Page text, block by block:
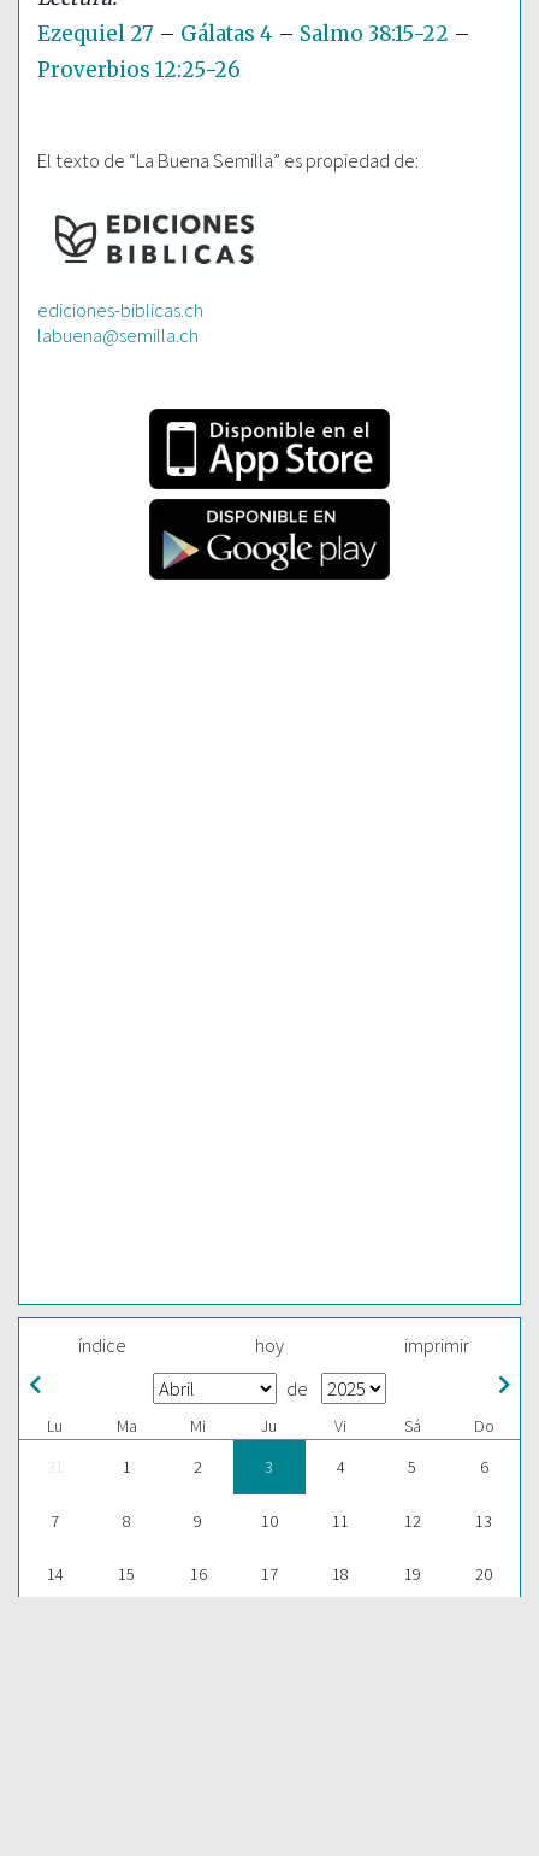
Ezequiel 27 – Gálatas 4 – Salmo 38:15-22 –
Proverbios 12:25-26
El texto de “La Buena Semilla” es propiedad de:
ediciones-biblicas.ch
labuena@semilla.ch
índice hoy imprimir
de
Lu Ma Mi Ju Vi Sá
Do
31
1 2 3 4 5 6
7 8 9 10 11 12 13
14 15 16 17 18 19 20